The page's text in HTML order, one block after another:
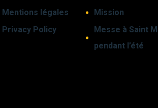
Mentions légales
Privacy Policy
Mission
Messe à Saint
pendant l’été